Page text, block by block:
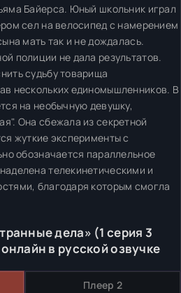
Байерса. Юный школьник играл
сел на велосипед с намерением
мать так и не дождалась.
полиции не дала результатов.
судьбу товарища
нескольких единомышленников. В
на необычную девушку,
Она сбежала из секретной
жуткие эксперименты с
обозначается параллельное
телекинетическими и
благодаря которым смогла
дела» (1 серия 3
в русской озвучке
Плеер 2